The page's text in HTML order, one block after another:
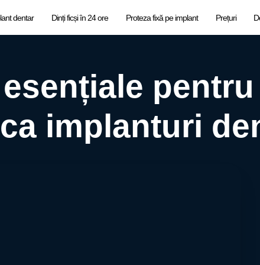
dentar Dinți ficși în 24 ore Proteza fixă pe implant Prețuri
implanturi